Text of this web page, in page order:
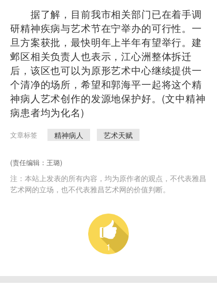
据了解，目前我市相关部门已在着手调
研精神疾病与艺术节在宁举办的可行性。一
旦方案获批，最快明年上半年有望举行。建
邺区相关负责人也表示，江心洲整体拆迁
后，该区也可以为原形艺术中心继续提供一
个清净的场所，希望和郭海平一起将这个精
神病人艺术创作的发源地保护好。(文中精神
病患者均为化名)
文章标签 精神病人 艺术天赋
(责任编辑：王璐)
注：本站上发表的所有内容，均为原作者的观点，不代表雅昌
艺术网的立场，也不代表雅昌艺术网的价值判断。
1